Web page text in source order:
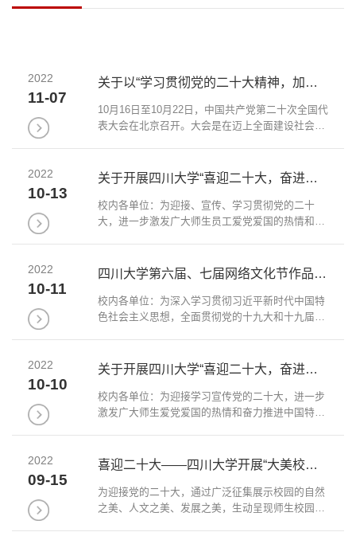
2022
11-07
关于以“学习贯彻党的二十大精神，加快推进中国特色世界一流大学建设”为主题更换望江校...
10月16日至10月22日，中国共产党第二十次全国代
表大会在北京召开。大会是在迈上全面建设社会主
以“学习贯彻党的二十大精神，加快推进...
2022
10-13
关于开展四川大学“喜迎二十大，奋进新征程”主题征文活动的通知
校内各单位：为迎接、宣传、学习贯彻党的二十
大，进一步激发广大师生员工爱党爱国的热情和加
增长智慧、增强信心，团结引领广大师生以...
2022
10-11
四川大学第六届、七届网络文化节作品评选结果公示
校内各单位：为深入学习贯彻习近平新时代中国特
色社会主义思想，全面贯彻党的十九大和十九届历
2022年8月开展了“青春献礼二十大，强国有...
2022
10-10
关于开展四川大学“喜迎二十大，奋进新征程”原创摄影 作品征集大赛暨第八届“光影川大”...
校内各单位：为迎接学习宣传党的二十大，进一步
激发广大师生爱党爱国的热情和奋力推进中国特色
心，团结引领广大师生以实际行动迎接党的...
2022
09-15
喜迎二十大——四川大学开展“大美校园”作品征集展示活动通知
为迎接党的二十大，通过广泛征集展示校园的自然
之美、人文之美、发展之美，生动呈现师生校园生